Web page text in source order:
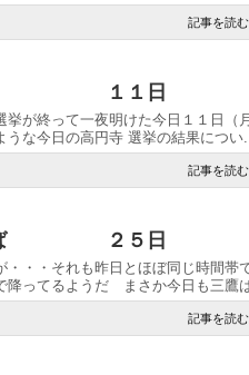
記事を読む
れ １１日
挙が終って一夜明けた今日１１日
うな今日の高円寺 選挙の結果につい
記事を読む
ば ２５日
・・・それも昨日とほぼ同じ時間帯
降ってるようだ まさか今日も三鷹
記事を読む